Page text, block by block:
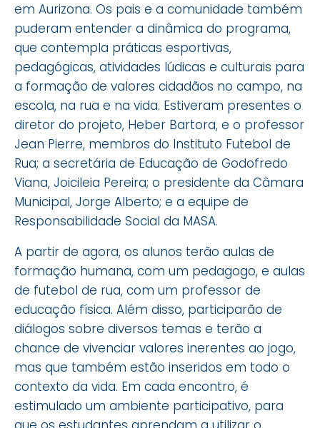
em Aurizona. Os pais e a comunidade também
puderam entender a dinâmica do programa,
que contempla práticas esportivas,
pedagógicas, atividades lúdicas e culturais para
a formação de valores cidadãos no campo, na
escola, na rua e na vida. Estiveram presentes o
diretor do projeto, Heber Bartora, e o professor
Jean Pierre, membros do Instituto Futebol de
Rua; a secretária de Educação de Godofredo
Viana, Joicileia Pereira; o presidente da Câmara
Municipal, Jorge Alberto; e a equipe de
Responsabilidade Social da MASA.
A partir de agora, os alunos terão aulas de
formação humana, com um pedagogo, e aulas
de futebol de rua, com um professor de
educação física. Além disso, participarão de
diálogos sobre diversos temas e terão a
chance de vivenciar valores inerentes ao jogo,
mas que também estão inseridos em todo o
contexto da vida. Em cada encontro, é
estimulado um ambiente participativo, para